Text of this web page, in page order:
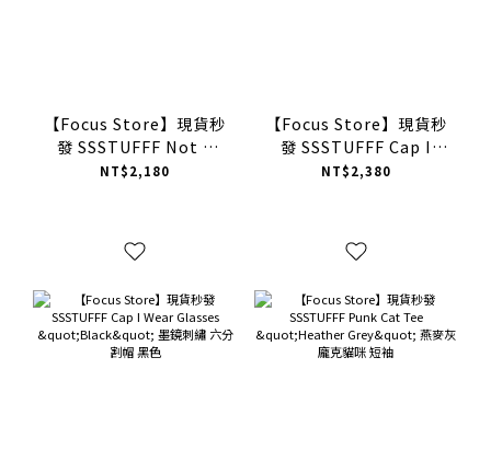
【Focus Store】現貨秒
發 SSSTUFFF Not A
20€ Wallet "Blue" 藍
NT$2,180
【Focus Store】現貨秒
發 SSSTUFFF Cap I
Wear Glasses "Red"
NT$2,380